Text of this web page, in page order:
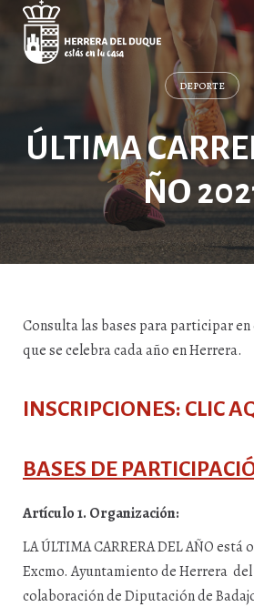
Cancelar
comentario
DEPORTE
ÚLTIMA
ÑO
Consulta las bases para participar
que se celebra cada año en Herrera.
INSCRIPCIONES: CLIC
BASES DE
Artículo 1. Organización:
LA ÚLTIMA CARRERA DEL AÑO está
Excmo. Ayuntamiento de Herrera
colaboración de Diputación de